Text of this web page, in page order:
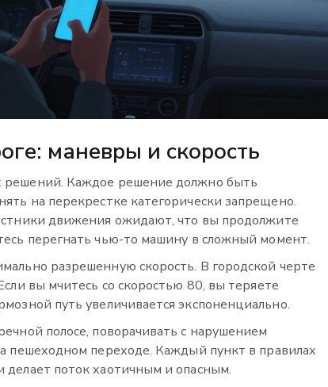
маневры и скорость
решений. Каждое решение должно быть
на перекрестке категорически запрещено.
движения ожидают, что вы продолжите
перегнать чью-то машину в сложный момент.
разрешенную скорость. В городской черте
вы мчитесь со скоростью 80, вы теряете
путь увеличивается экспоненциально.
полосе, поворачивать с нарушением
пешеходном переходе. Каждый пункт в правилах
поток хаотичным и опасным.